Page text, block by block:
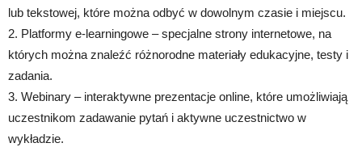
lub tekstowej, które można odbyć w dowolnym czasie i miejscu.
2. Platformy e-learningowe – specjalne strony internetowe, na
których można znaleźć różnorodne materiały edukacyjne, testy i
zadania.
3. Webinary – interaktywne prezentacje online, które umożliwiają
uczestnikom zadawanie pytań i aktywne uczestnictwo w
wykładzie.